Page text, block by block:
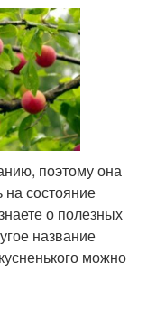
поэтому она
на состояние
о полезных
название
можно